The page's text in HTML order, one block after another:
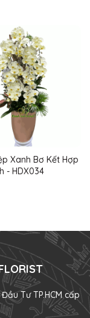
Xanh Bơ Kết Hợp
- HDX034
Tư TP.HCM cấp